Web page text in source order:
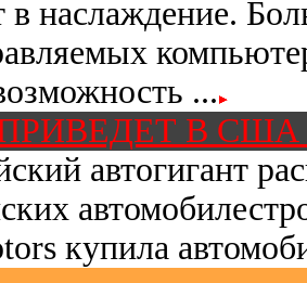
в наслаждение.
...
ПРИВЕДЕТ В
автогигант
купила